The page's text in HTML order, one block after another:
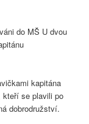
do MŠ U dvou
kapitána
kteří se plavili po
dobrodružství.